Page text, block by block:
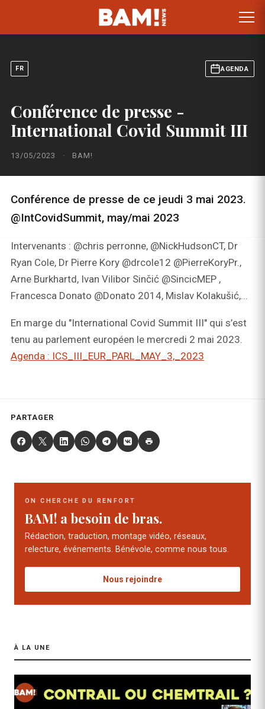
FR AGENDA
Conférence de presse -
International Covid Summit III
13/05/2023 · BAM!
Conférence de presse de ce jeudi 3 mai 2023.
@IntCovidSummit, may/mai 2023
Intervenants : @chris perronne, @NickHudsonCT, Dr
Ryan Cole, Dr Pierre Kory @drcole12 @PierreKoryPr.,
Arne Burkhartd, Ivan Vilibor Sinčić @SincicMEP ,
Francesca Donato @Donato 2014, Mislav Kolakušić,...
En marge du "International Covid Summit III" qui s’est
tenu au parlement européen le mercredi 2 mai 2023.
Agenda : ICS_III_EUR_PARL_MAY_3,_2023
PARTAGER
ON CHERCHE DU RENFORT
BAM! a besoin de bras.
Rédaction, traduction, montage vidéo, réseaux,
relecture, événements. Bénévole, comme nous tous.
Nous rejoindre
À LA UNE